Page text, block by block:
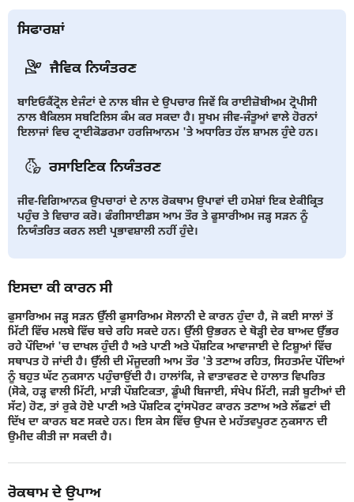
ਸਿਫਾਰਸ਼ਾਂ
ਜੈਵਿਕ ਨਿਯੰਤਰਣ
ਬਾਇਓਕੈਂਟ੍ਰੋਲ ਏਜੰਟਾਂ ਦੇ ਨਾਲ ਬੀਜ ਦੇ ਉਪਚਾਰ ਜਿਵੇਂ ਕਿ ਰਾਈਜ਼ੋਬੀਅਮ ਟ੍ਰੋਪੀਸੀ
ਨਾਲ ਬੈਕਿਲਸ ਸਬਟਿਲਿਸ ਕੰਮ ਕਰ ਸਕਦਾ ਹੈ। ਸੂਖਮ ਜੀਵ-ਜੰਤੂਆਂ ਵਾਲੇ ਹੋਰਨਾਂ
ਇਲਾਜਾਂ ਵਿਚ ਟ੍ਰਾਈਕੋਡਰਮਾ ਹਰਜਿਆਨਮ 'ਤੇ ਅਧਾਰਿਤ ਹੱਲ ਸ਼ਾਮਲ ਹੁੰਦੇ ਹਨ।
ਰਸਾਇਣਿਕ ਨਿਯੰਤਰਣ
ਜੀਵ-ਵਿਗਿਆਨਕ ਉਪਚਾਰਾਂ ਦੇ ਨਾਲ ਰੋਕਥਾਮ ਉਪਾਵਾਂ ਦੀ ਹਮੇਸ਼ਾਂ ਇਕ ਏਕੀਕ੍ਰਿਤ
ਪਹੁੰਚ ਤੇ ਵਿਚਾਰ ਕਰੋ। ਫੰਗੀਸਾਈਡਸ ਆਮ ਤੌਰ ਤੇ ਫੂਸਾਰੀਅਮ ਜੜ੍ਹ ਸੜਨ ਨੂੰ
ਨਿਯੰਤਰਿਤ ਕਰਨ ਲਈ ਪ੍ਰਭਾਵਸ਼ਾਲੀ ਨਹੀਂ ਹੁੰਦੇ।
ਇਸਦਾ ਕੀ ਕਾਰਨ ਸੀ
ਫੁਸਾਰਿਅਮ ਜੜ੍ਹ ਸੜਨ ਉੱਲੀ ਫੁਸਾਰਿਅਮ ਸੋਲਾਨੀ ਦੇ ਕਾਰਨ ਹੁੰਦਾ ਹੈ, ਜੋ ਕਈ ਸਾਲਾਂ ਤੋਂ
ਮਿੱਟੀ ਵਿੱਚ ਮਲਬੇ ਵਿੱਚ ਬਚੇ ਰਹਿ ਸਕਦੇ ਹਨ। ਉੱਲੀ ਉਭਰਨ ਦੇ ਥੋੜ੍ਹੀ ਦੇਰ ਬਾਅਦ ਉੱਭਰ
ਰਹੇ ਪੌਦਿਆਂ 'ਚ ਦਾਖਲ ਹੁੰਦੀ ਹੈ ਅਤੇ ਪਾਣੀ ਅਤੇ ਪੌਸ਼ਟਿਕ ਆਵਾਜਾਈ ਦੇ ਟਿਸ਼ੂਆਂ ਵਿੱਚ
ਸਥਾਪਤ ਹੋ ਜਾਂਦੀ ਹੈ। ਉੱਲੀ ਦੀ ਮੌਜੂਦਗੀ ਆਮ ਤੌਰ 'ਤੇ ਤਣਾਅ ਰਹਿਤ, ਸਿਹਤਮੰਦ ਪੌਦਿਆਂ
ਨੂੰ ਬਹੁਤ ਘੱਟ ਨੁਕਸਾਨ ਪਹੁੰਚਾਉਂਦੀ ਹੈ। ਹਾਲਾਂਕਿ, ਜੇ ਵਾਤਾਵਰਣ ਦੇ ਹਾਲਾਤ ਵਿਪਰਿਤ
(ਸੋਕੇ, ਹੜ੍ਹ ਵਾਲੀ ਮਿੱਟੀ, ਮਾੜੀ ਪੌਸ਼ਟਿਕਤਾ, ਡੂੰਘੀ ਬਿਜਾਈ, ਸੰਖੇਪ ਮਿੱਟੀ, ਜੜੀ ਬੂਟੀਆਂ ਦੀ
ਸੱਟ) ਹੋਣ, ਤਾਂ ਰੁਕੇ ਹੋਏ ਪਾਣੀ ਅਤੇ ਪੌਸ਼ਟਿਕ ਟ੍ਰਾਂਸਪੋਰਟ ਕਾਰਨ ਤਣਾਅ ਅਤੇ ਲੱਛਣਾਂ ਦੀ
ਦਿੱਖ ਦਾ ਕਾਰਨ ਬਣ ਸਕਦੇ ਹਨ। ਇਸ ਕੇਸ ਵਿੱਚ ਉਪਜ ਦੇ ਮਹੱਤਵਪੂਰਣ ਨੁਕਸਾਨ ਦੀ
ਉਮੀਦ ਕੀਤੀ ਜਾ ਸਕਦੀ ਹੈ।
ਰੋਕਥਾਮ ਦੇ ਉਪਾਅ